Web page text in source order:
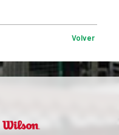
Volver